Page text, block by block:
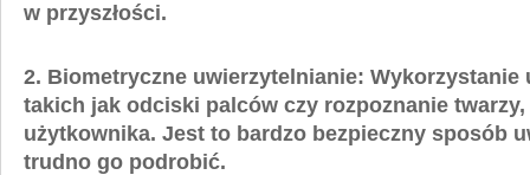
w przyszłości.
2. Biometryczne uwierzytelnianie: ‌Wykorzystanie
⁤takich jak odciski palców czy rozpoznanie‍
użytkownika. Jest to bardzo bezpieczny sposób
trudno go‍ podrobić.